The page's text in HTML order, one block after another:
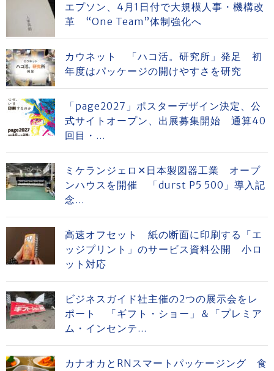
エプソン、4月1日付で大規模人事・機構改
革 “One Team”体制強化へ
カウネット 「ハコ活。研究所」発足 初
年度はパッケージの開けやすさを研究
「page2027」ポスターデザイン決定、公
式サイトオープン、出展募集開始 通算40
回目・...
ミケランジェロ✕日本製図器工業 オープ
ンハウスを開催 「durst P5 500」導入記
念...
高速オフセット 紙の断面に印刷する「エ
ッジプリント」のサービス資料公開 小ロ
ット対応
ビジネスガイド社主催の2つの展示会をレ
ポート 「ギフト・ショー」＆「プレミア
ム・インセンテ...
カナオカとRNスマートパッケージング 食